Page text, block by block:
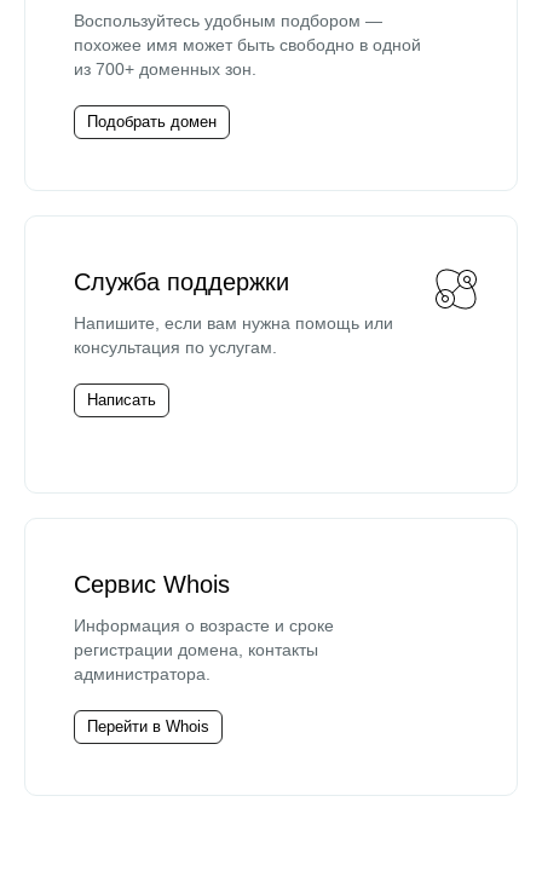
Воспользуйтесь удобным подбором —
похожее имя может быть свободно в одной
из 700+ доменных зон.
Подобрать домен
Служба поддержки
Напишите, если вам нужна помощь или
консультация по услугам.
Написать
Сервис Whois
Информация о возрасте и сроке
регистрации домена, контакты
администратора.
Перейти в Whois